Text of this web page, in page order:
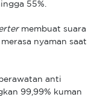
55%.
membuat suara
nyaman saat
anti
99,99% kuman